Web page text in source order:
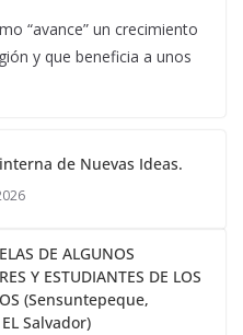
“avance” un crecimiento
y que beneficia a unos
de Nuevas Ideas.
DE ALGUNOS
Y ESTUDIANTES DE LOS
(Sensuntepeque,
Salvador)